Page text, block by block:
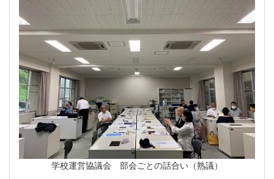
学校運営協議会 部会ごとの話合い（熟議）